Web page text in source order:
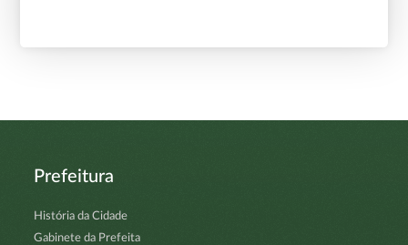
Prefeitura
História da Cidade
Gabinete da Prefeita